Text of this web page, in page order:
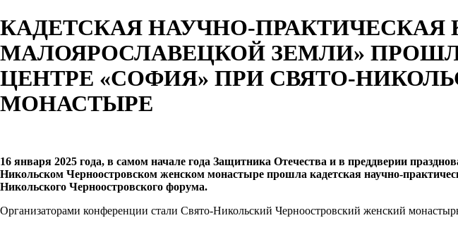
КАДЕТСКАЯ НАУЧНО-
МАЛОЯРОСЛАВЕЦКОЙ ЗЕМЛИ»
ЦЕНТРЕ «СОФИЯ» ПРИ СВЯТО-
МОНАСТЫРЕ
16 января 2025 года, в самом начале года Защитника Отечества и в преддверии
Никольском Черноостровском женском монастыре прошла кадетская научно-
Никольского Черноостровского форума.
Организаторами конференции стали Свято-Никольский Черноостровский женский